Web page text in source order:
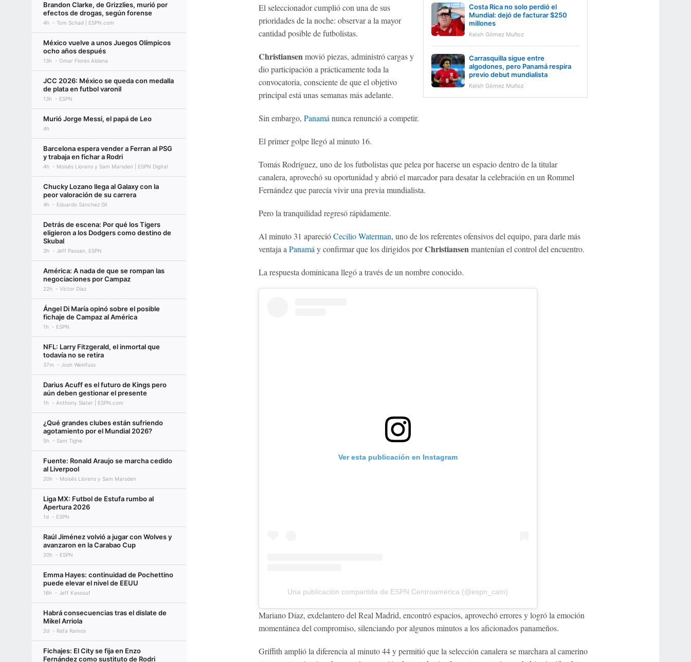
Brandon Clarke, de Grizzlies, murió por
efectos de drogas, según forense
4h Tom Schad | ESPN.com
México vuelve a unos Juegos Olímpicos
ocho años después
13h Omar Flores Aldana
JCC 2026: México se queda con medalla
de plata en futbol varonil
13h ESPN
Murió Jorge Messi, el papá de Leo
4h
Barcelona espera vender a Ferran al PSG
y trabaja en fichar a Rodri
4h Moisés Llorens y Sam Marsden | ESPN Digital
Chucky Lozano llega al Galaxy con la
peor valoración de su carrera
4h Eduardo Sánchez Gil
Detrás de escena: Por qué los Tigers
eligieron a los Dodgers como destino de
Skubal
3h Jeff Passan, ESPN
América: A nada de que se rompan las
negociaciones por Campaz
22h Víctor Díaz
Ángel Di María opinó sobre el posible
fichaje de Campaz al América
1h ESPN
NFL: Larry Fitzgerald, el inmortal que
todavía no se retira
37m Josh Weinfuss
Darius Acuff es el futuro de Kings pero
aún deben gestionar el presente
1h Anthony Slater | ESPN.com
¿Qué grandes clubes están sufriendo
agotamiento por el Mundial 2026?
5h Sam Tighe
Fuente: Ronald Araujo se marcha cedido
al Liverpool
20h Moisés Llorens y Sam Marsden
Liga MX: Futbol de Estufa rumbo al
Apertura 2026
1d ESPN
Raúl Jiménez volvió a jugar con Wolves y
avanzaron en la Carabao Cup
20h ESPN
Emma Hayes: continuidad de Pochettino
puede elevar el nivel de EEUU
16h Jeff Kassouf
Habrá consecuencias tras el dislate de
Mikel Arriola
2d Rafa Ramos
Fichajes: El City se fija en Enzo
Fernández como sustituto de Rodri
Costa Rica no solo perdió el
Mundial: dejó de facturar $250
millones
Keish Gómez Muñoz
Carrasquilla sigue entre
algodones, pero Panamá respira
previo debut mundialista
Keish Gómez Muñoz
El seleccionador cumplió con una de sus
prioridades de la noche: observar a la mayor
cantidad posible de futbolistas.
Christiansenmovió piezas, administró cargas y
dio participación a prácticamente toda la
convocatoria, consciente de que el objetivo
principal está unas semanas más adelante.
Sin embargo, Panamá nunca renunció a competir.
El primer golpe llegó al minuto 16.
Tomás Rodríguez, uno de los futbolistas que pelea por hacerse un espacio dentro de la titular
canalera, aprovechó su oportunidad y abrió el marcador para desatar la celebración en un Rommel
Fernández que parecía vivir una previa mundialista.
Pero la tranquilidad regresó rápidamente.
Al minuto 31 aparecióCecilio Waterman, uno de los referentes ofensivos del equipo, para darle más
ventaja a Panamá y confirmar que los dirigidos porChristiansenmantenían el control del encuentro.
La respuesta dominicana llegó a través de un nombre conocido.
Ver esta publicación en Instagram
Una publicación compartida de ESPN Centroamérica (@espn_cam)
Mariano Díaz, exdelantero del Real Madrid, encontró espacios, aprovechó errores y logró la emoción
momentánea del compromiso, silenciando por algunos minutos a los aficionados panameños.
Griffith amplió la diferencia al minuto 44 y permitió que la selección canalera se marchara al camerino